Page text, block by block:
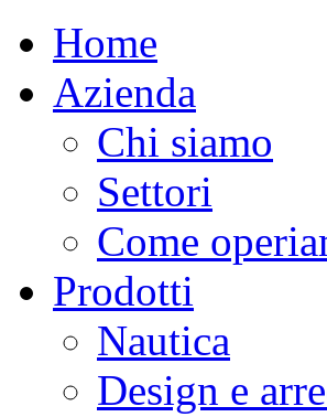
Home
Azienda
Chi siamo
Settori
Come
Prodotti
Nautica
Design e